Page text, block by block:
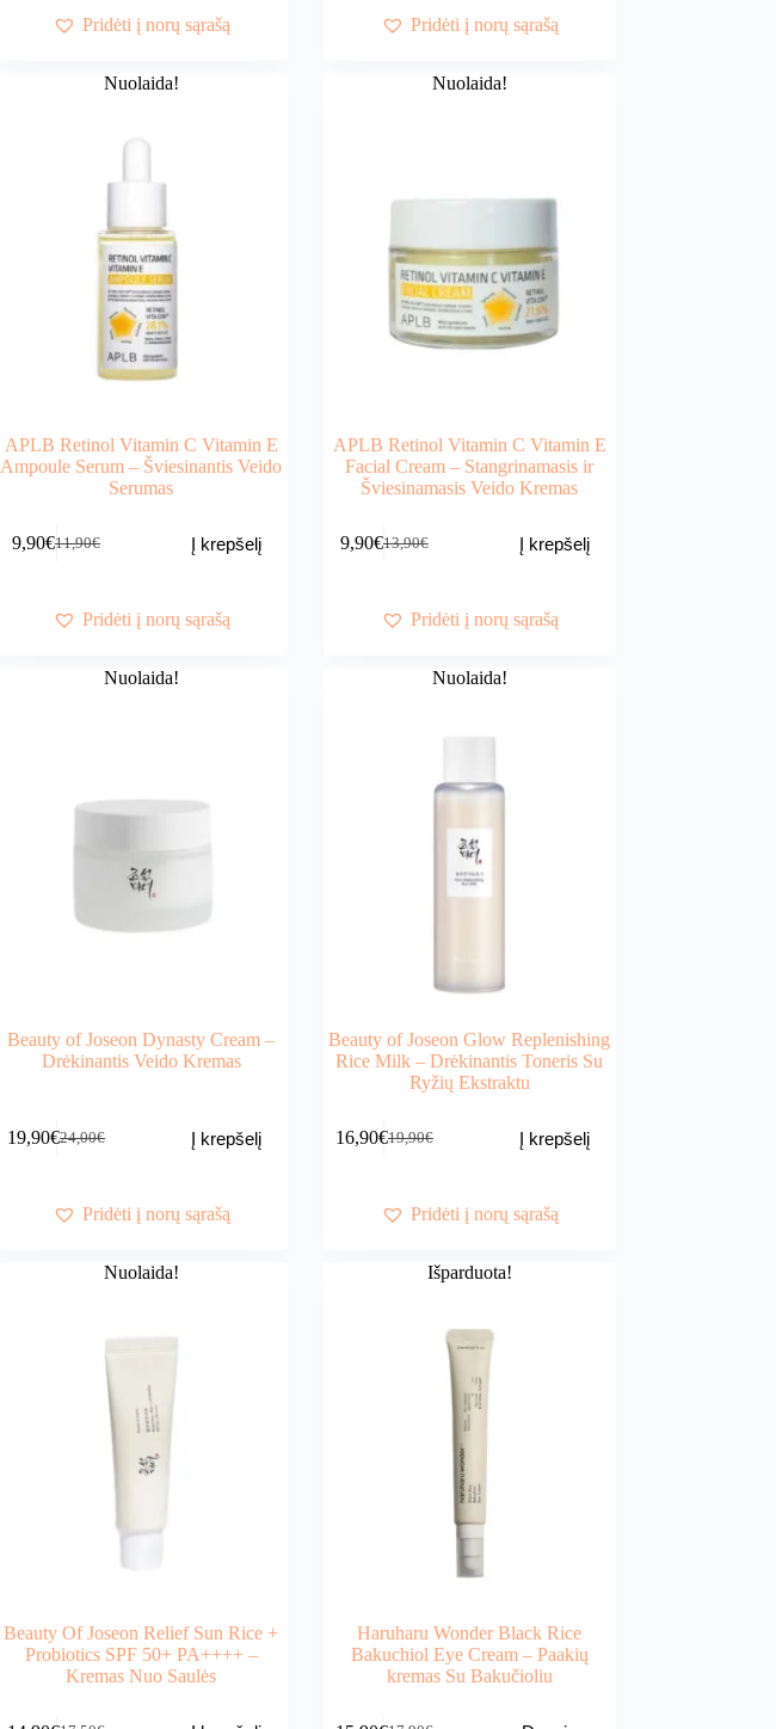
11,90€.
9,90€.Pridėti į norų sąrašą
11,90€.
9,90€.Pridėti į norų sąrašą
Nuolaida!
APLB Retinol Vitamin C Vitamin E
Ampoule Serum – Šviesinantis Veido
Serumas
11,90€
Original
11,90€.
9,90€Current
9,90€.
Į krepšelį
Pridėti į norų sąrašą
Nuolaida!
APLB Retinol Vitamin C Vitamin E
Facial Cream – Stangrinamasis ir
Šviesinamasis Veido Kremas
13,90€
Original
13,90€.
9,90€Current
9,90€.
Į krepšelį
Pridėti į norų sąrašą
Nuolaida!
Beauty of Joseon Dynasty Cream –
Drėkinantis Veido Kremas
24,00€
Original
24,00€.
19,90€Current
19,90€.
Į krepšelį
Pridėti į norų sąrašą
Nuolaida!
Beauty of Joseon Glow Replenishing
Rice Milk – Drėkinantis Toneris Su
Ryžių Ekstraktu
19,90€
Original
19,90€.
16,90€Current
16,90€.
Į krepšelį
Pridėti į norų sąrašą
Nuolaida!
Beauty Of Joseon Relief Sun Rice +
Probiotics SPF 50+ PA++++ –
Kremas Nuo Saulės
Išparduota!
Haruharu Wonder Black Rice
Bakuchiol Eye Cream – Paakių
kremas Su Bakučioliu